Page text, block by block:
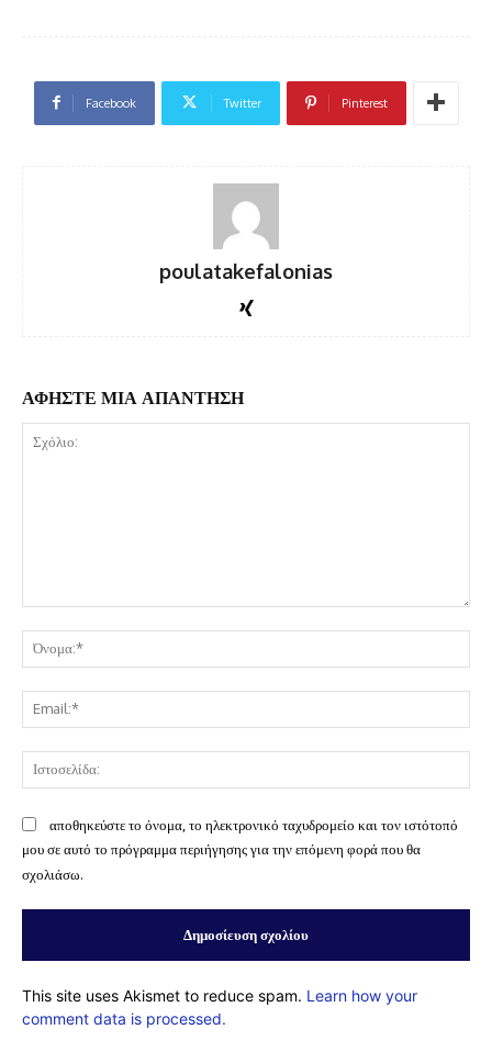
Facebook Twitter Pinterest
poulatakefalonias
ΑΦΗΣΤΕ ΜΙΑ ΑΠΑΝΤΗΣΗ
αποθηκεύστε το όνομα, το ηλεκτρονικό ταχυδρομείο και τον ιστότοπό
μου σε αυτό το πρόγραμμα περιήγησης για την επόμενη φορά που θα
σχολιάσω.
This site uses Akismet to reduce spam. Learn how your
comment data is processed.